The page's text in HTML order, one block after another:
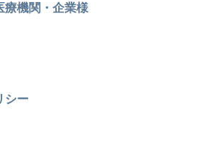
療機関・企業様
シー